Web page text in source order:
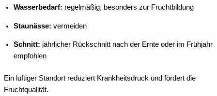
Wasserbedarf: regelmäßig, besonders zur Fruchtbildung
Staunässe: vermeiden
Schnitt: jährlicher Rückschnitt nach der Ernte oder im Frühjahr
empfohlen
Ein luftiger Standort reduziert Krankheitsdruck und fördert die
Fruchtqualität.